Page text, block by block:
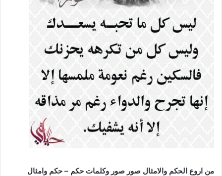
من اروع الحكم والامثال صور صور وكلمات حكم – حكم وامثال